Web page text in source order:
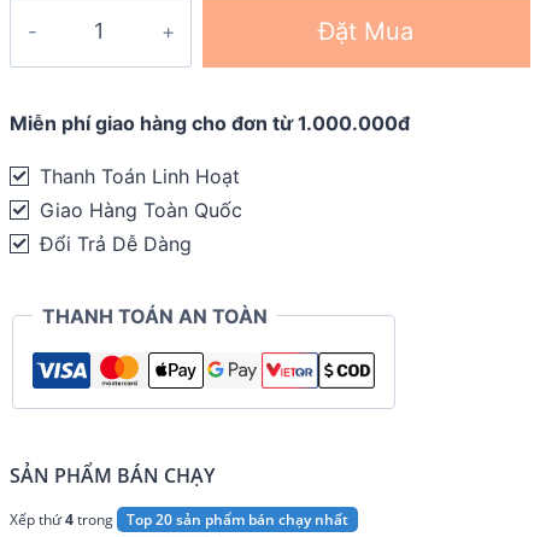
chạy
hình
Injinji
TRAIL
Crew
quantity
Đặt Mua
Miễn phí giao hàng cho đơn từ 1.000.000đ
Thanh Toán Linh Hoạt
Giao Hàng Toàn Quốc
Đổi Trả Dễ Dàng
THANH TOÁN AN TOÀN
SẢN PHẨM BÁN CHẠY
Xếp thứ4trong
Top 20 sản phẩm bán chạy nhất